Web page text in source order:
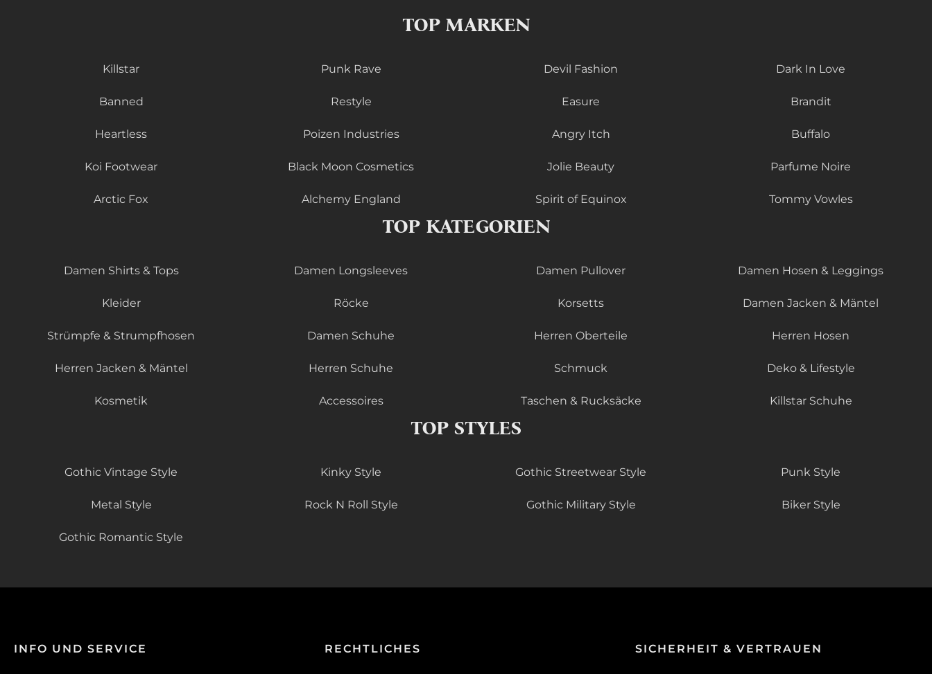
TOP MARKEN
Killstar Punk Rave Devil Fashion Dark In Love
Banned Restyle Easure Brandit
Heartless Poizen Industries Angry Itch Buffalo
Koi Footwear Black Moon Cosmetics Jolie Beauty Parfume Noire
Arctic Fox Alchemy England Spirit of Equinox Tommy Vowles
TOP KATEGORIEN
Damen Shirts & Tops Damen Longsleeves Damen Pullover Damen Hosen & Leggings
Kleider Röcke Korsetts Damen Jacken & Mäntel
Strümpfe & Strumpfhosen Damen Schuhe Herren Oberteile Herren Hosen
Herren Jacken & Mäntel Herren Schuhe Schmuck Deko & Lifestyle
Kosmetik Accessoires Taschen & Rucksäcke Killstar Schuhe
TOP STYLES
Gothic Vintage Style Kinky Style Gothic Streetwear Style Punk Style
Metal Style Rock N Roll Style Gothic Military Style Biker Style
Gothic Romantic Style
INFO UND SERVICE RECHTLICHES SICHERHEIT & VERTRAUEN